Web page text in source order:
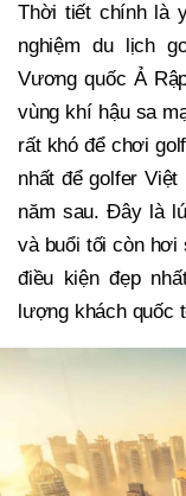
Thời tiết chính là
nghiệm du lịch
Vương quốc Ả
vùng khí hậu sa
rất khó để chơi
nhất để golfer
năm sau. Đây là
và buổi tối còn hơi
điều kiện đẹp
lượng khách quốc